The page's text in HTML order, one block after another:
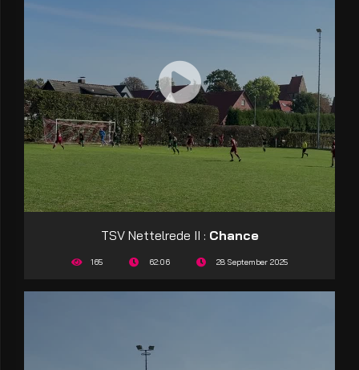
TSV Nettelrede II : Chance
165 62:06 28 September 2025